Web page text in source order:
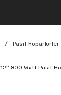
Pasif Hoparlörler